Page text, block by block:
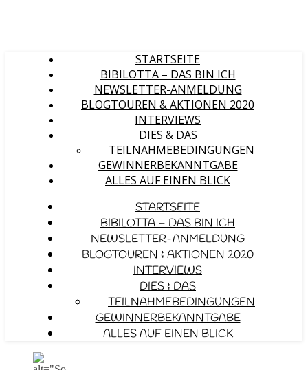
STARTSEITE
BIBILOTTA – DAS BIN ICH
NEWSLETTER-ANMELDUNG
BLOGTOUREN & AKTIONEN 2020
INTERVIEWS
DIES & DAS
TEILNAHMEBEDINGUNGEN
GEWINNERBEKANNTGABE
ALLES AUF EINEN BLICK
STARTSEITE
BIBILOTTA – DAS BIN ICH
NEWSLETTER-ANMELDUNG
BLOGTOUREN & AKTIONEN 2020
INTERVIEWS
DIES & DAS
TEILNAHMEBEDINGUNGEN
GEWINNERBEKANNTGABE
ALLES AUF EINEN BLICK